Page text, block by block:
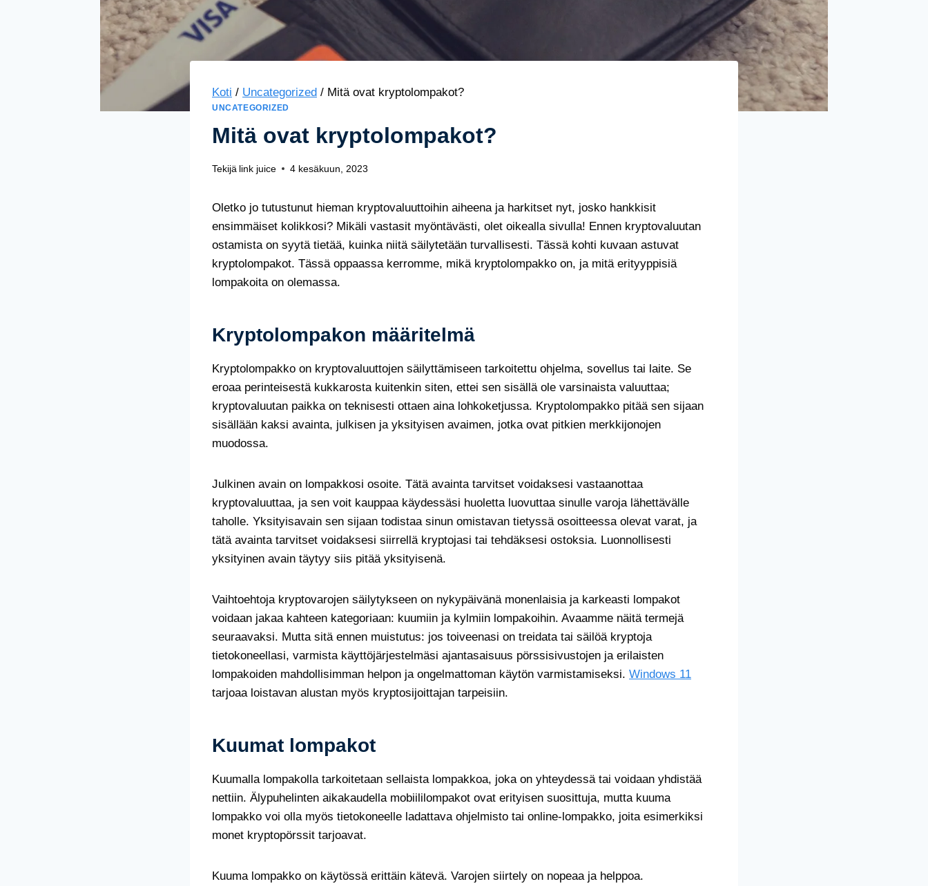
Koti / Uncategorized / Mitä ovat kryptolompakot?
UNCATEGORIZED
Mitä ovat kryptolompakot?
Tekijä link juice 4 kesäkuun, 2023
Oletko jo tutustunut hieman kryptovaluuttoihin aiheena ja harkitset nyt, josko hankkisit
ensimmäiset kolikkosi? Mikäli vastasit myöntävästi, olet oikealla sivulla! Ennen kryptovaluutan
ostamista on syytä tietää, kuinka niitä säilytetään turvallisesti. Tässä kohti kuvaan astuvat
kryptolompakot. Tässä oppaassa kerromme, mikä kryptolompakko on, ja mitä erityyppisiä
lompakoita on olemassa.
Kryptolompakon määritelmä
Kryptolompakko on kryptovaluuttojen säilyttämiseen tarkoitettu ohjelma, sovellus tai laite. Se
eroaa perinteisestä kukkarosta kuitenkin siten, ettei sen sisällä ole varsinaista valuuttaa;
kryptovaluutan paikka on teknisesti ottaen aina lohkoketjussa. Kryptolompakko pitää sen sijaan
sisällään kaksi avainta, julkisen ja yksityisen avaimen, jotka ovat pitkien merkkijonojen
muodossa.
Julkinen avain on lompakkosi osoite. Tätä avainta tarvitset voidaksesi vastaanottaa
kryptovaluuttaa, ja sen voit kauppaa käydessäsi huoletta luovuttaa sinulle varoja lähettävälle
taholle. Yksityisavain sen sijaan todistaa sinun omistavan tietyssä osoitteessa olevat varat, ja
tätä avainta tarvitset voidaksesi siirrellä kryptojasi tai tehdäksesi ostoksia. Luonnollisesti
yksityinen avain täytyy siis pitää yksityisenä.
Vaihtoehtoja kryptovarojen säilytykseen on nykypäivänä monenlaisia ja karkeasti lompakot
voidaan jakaa kahteen kategoriaan: kuumiin ja kylmiin lompakoihin. Avaamme näitä termejä
seuraavaksi. Mutta sitä ennen muistutus: jos toiveenasi on treidata tai säilöä kryptoja
tietokoneellasi, varmista käyttöjärjestelmäsi ajantasaisuus pörssisivustojen ja erilaisten
lompakoiden mahdollisimman helpon ja ongelmattoman käytön varmistamiseksi. Windows 11
tarjoaa loistavan alustan myös kryptosijoittajan tarpeisiin.
Kuumat lompakot
Kuumalla lompakolla tarkoitetaan sellaista lompakkoa, joka on yhteydessä tai voidaan yhdistää
nettiin. Älypuhelinten aikakaudella mobiililompakot ovat erityisen suosittuja, mutta kuuma
lompakko voi olla myös tietokoneelle ladattava ohjelmisto tai online-lompakko, joita esimerkiksi
monet kryptopörssit tarjoavat.
Kuuma lompakko on käytössä erittäin kätevä. Varojen siirtely on nopeaa ja helppoa.